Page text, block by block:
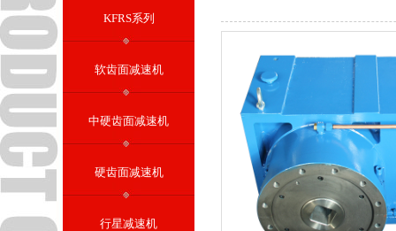
KFRS系列
软齿面减速机
中硬齿面减速机
硬齿面减速机
行星减速机